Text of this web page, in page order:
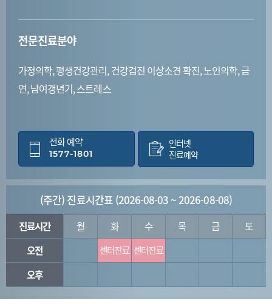
전문진료분야
가정의학, 평생건강관리, 건강검진 이상소견 확진, 노인의학, 금
연, 남여갱년기, 스트레스
전화 예약
1577-1801
인터넷
진료예약
(주간) 진료시간표 (2026-08-03 ~ 2026-08-08)
진료시간 월 화 수 목 금
토
오전
센터진료 센터진료
오후